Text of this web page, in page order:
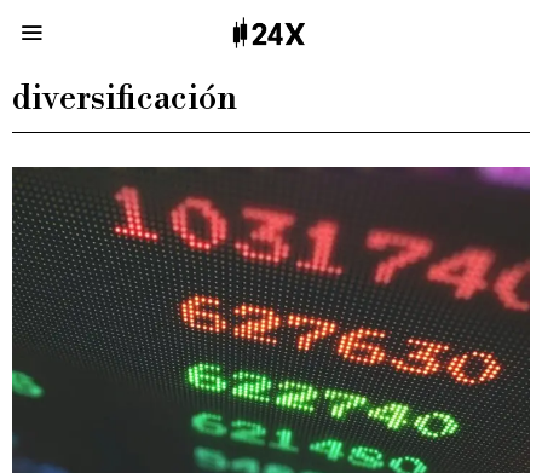
diversificación